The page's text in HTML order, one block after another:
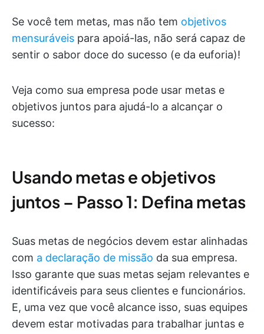
Se você tem metas, mas não tem objetivos
mensuráveis para apoiá-las, não será capaz de
sentir o sabor doce do sucesso (e da euforia)!
Veja como sua empresa pode usar metas e
objetivos juntos para ajudá-lo a alcançar o
sucesso:
Usando metas e objetivos
juntos – Passo 1: Defina metas
Suas metas de negócios devem estar alinhadas
com a declaração de missão da sua empresa.
Isso garante que suas metas sejam relevantes e
identificáveis para seus clientes e funcionários.
E, uma vez que você alcance isso, suas equipes
devem estar motivadas para trabalhar juntas e